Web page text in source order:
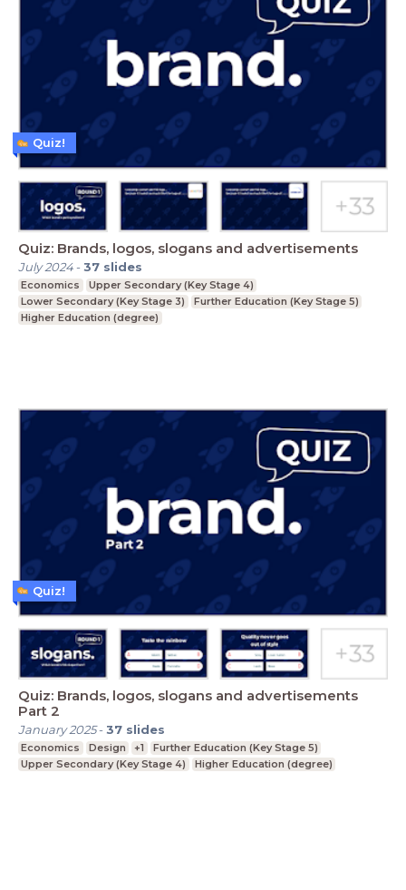
Quiz: Brands, logos, slogans and advertisements
July 2024-37 slides
Economics
Upper Secondary (Key Stage 4)
Lower Secondary (Key Stage 3)
Further Education (Key Stage 5)
Higher Education (degree)
Quiz!
Quiz: Brands, logos, slogans and advertisements
Part 2
January 2025-37 slides
Economics Design +1
Further Education (Key Stage 5)
Upper Secondary (Key Stage 4)
Higher Education (degree)
Quiz!